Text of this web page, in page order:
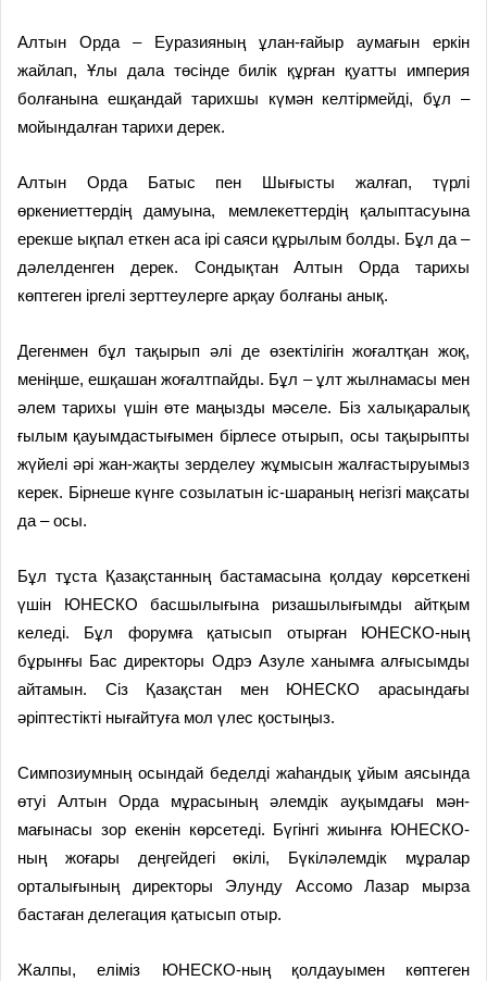
Алтын Орда – Еуразияның ұлан-ғайыр аумағын еркін
жайлап, Ұлы дала төсінде билік құрған қуатты империя
болғанына ешқандай тарихшы күмән келтірмейді, бұл –
мойындалған тарихи дерек.
Алтын Орда Батыс пен Шығысты жалғап, түрлі
өркениеттердің дамуына, мемлекеттердің қалыптасуына
ерекше ықпал еткен аса ірі саяси құрылым болды. Бұл да –
дәлелденген дерек. Сондықтан Алтын Орда тарихы
көптеген іргелі зерттеулерге арқау болғаны анық.
Дегенмен бұл тақырып әлі де өзектілігін жоғалтқан жоқ,
меніңше, ешқашан жоғалтпайды. Бұл – ұлт жылнамасы мен
әлем тарихы үшін өте маңызды мәселе. Біз халықаралық
ғылым қауымдастығымен бірлесе отырып, осы тақырыпты
жүйелі әрі жан-жақты зерделеу жұмысын жалғастыруымыз
керек. Бірнеше күнге созылатын іс-шараның негізгі мақсаты
да – осы.
Бұл тұста Қазақстанның бастамасына қолдау көрсеткені
үшін ЮНЕСКО басшылығына ризашылығымды айтқым
келеді. Бұл форумға қатысып отырған ЮНЕСКО-ның
бұрынғы Бас директоры Одрэ Азуле ханымға алғысымды
айтамын. Сіз Қазақстан мен ЮНЕСКО арасындағы
әріптестікті нығайтуға мол үлес қостыңыз.
Симпозиумның осындай беделді жаһандық ұйым аясында
өтуі Алтын Орда мұрасының әлемдік ауқымдағы мән-
мағынасы зор екенін көрсетеді. Бүгінгі жиынға ЮНЕСКО-
ның жоғары деңгейдегі өкілі, Бүкіләлемдік мұралар
орталығының директоры Элунду Ассомо Лазар мырза
бастаған делегация қатысып отыр.
Жалпы, еліміз ЮНЕСКО-ның қолдауымен көптеген